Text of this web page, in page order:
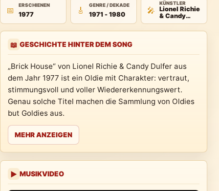
📅
ERSCHIENEN
1977 🎸
GENRE / DEKADE
1971 - 1980 🎤
KÜNSTLER
Lionel Richie
& Candy
Dulfer
📖 GESCHICHTE HINTER DEM SONG
„Brick House“ von Lionel Richie & Candy Dulfer aus
dem Jahr 1977 ist ein Oldie mit Charakter: vertraut,
stimmungsvoll und voller Wiedererkennungswert.
Genau solche Titel machen die Sammlung von Oldies
but Goldies aus.
MEHR ANZEIGEN
▶ MUSIKVIDEO